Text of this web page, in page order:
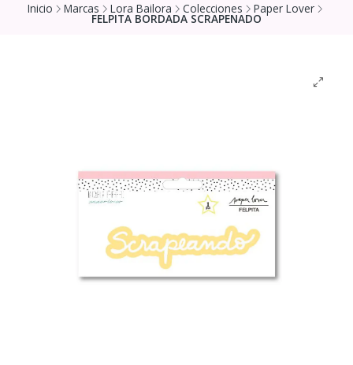
Inicio Marcas Lora Bailora Colecciones Paper Lover
FELPITA BORDADA SCRAPENADO